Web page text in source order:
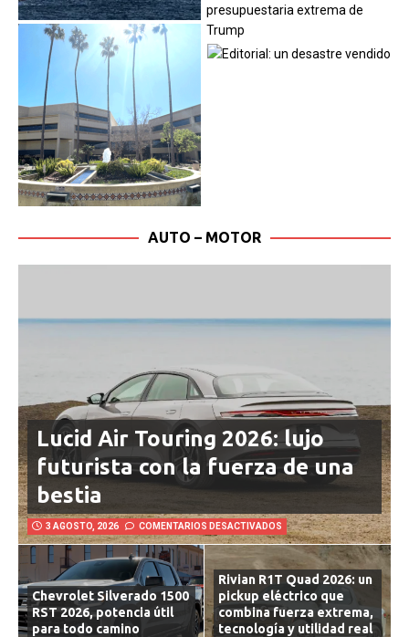
AUTO – MOTOR
Lucid Air Touring 2026: lujo
futurista con la fuerza de una
bestia
3 AGOSTO, 2026 COMENTARIOS DESACTIVADOS
Chevrolet Silverado 1500
RST 2026, potencia útil
para todo camino
Rivian R1T Quad 2026: un
pickup eléctrico que
combina fuerza extrema,
tecnología y utilidad real